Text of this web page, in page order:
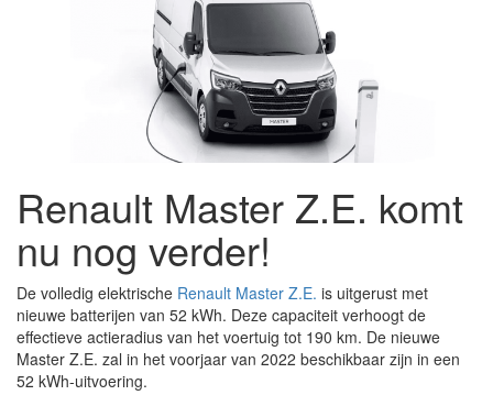
Renault Master Z.E. komt
nu nog verder!
De volledig elektrische Renault Master Z.E. is uitgerust met
nieuwe batterijen van 52 kWh. Deze capaciteit verhoogt de
effectieve actieradius van het voertuig tot 190 km. De nieuwe
Master Z.E. zal in het voorjaar van 2022 beschikbaar zijn in een
52 kWh-uitvoering.